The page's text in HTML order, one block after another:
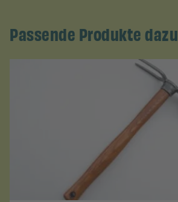
Passende Produkte dazu